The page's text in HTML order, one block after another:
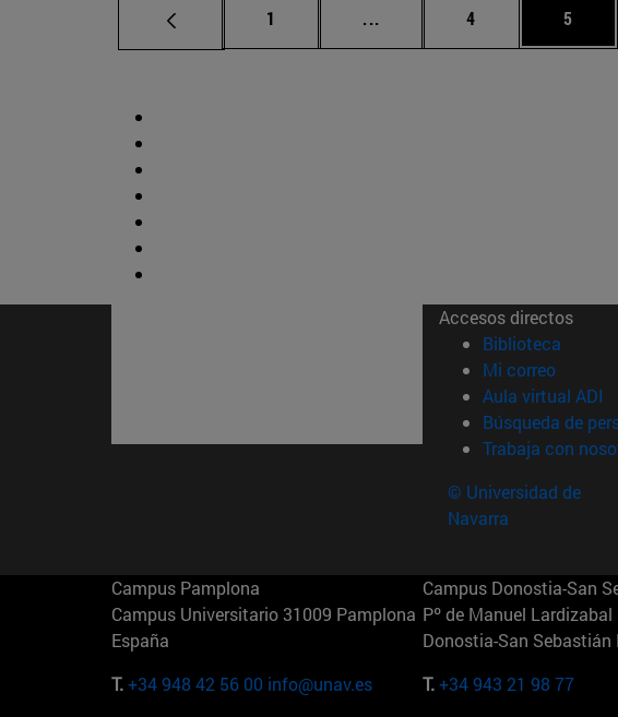
Página
1 ... Páginas intermedias Use
Página
4 Página
5
Accesos directos
Biblioteca (abre
Mi correo(abre
Aula virtual ADI
Búsqueda de
Trabaja con
© Universidad de
Navarra
Campus Pamplona
Campus Universitario 31009 Pamplona
España
T.+34 948 42 56 00 info@unav.es
Campus Donostia-San
Pº de Manuel
Donostia-San Sebastián
T.+34 943 21 98 77